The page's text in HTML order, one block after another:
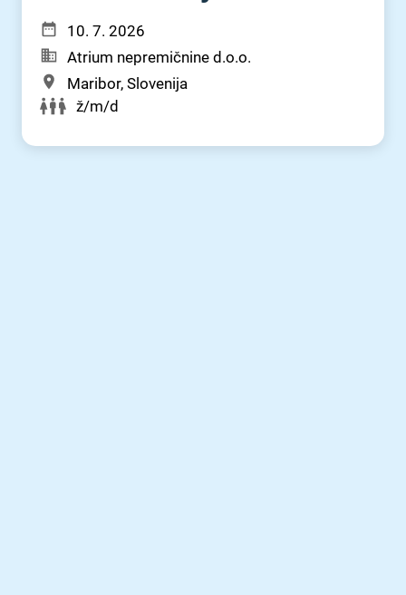
10. 7. 2026
Atrium nepremičnine d.o.o.
Maribor, Slovenija
ž/m/d